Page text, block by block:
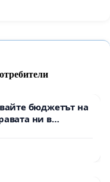
бюджетът на
ни в